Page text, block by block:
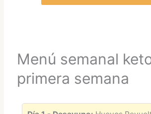
Menú semanal
primera semana